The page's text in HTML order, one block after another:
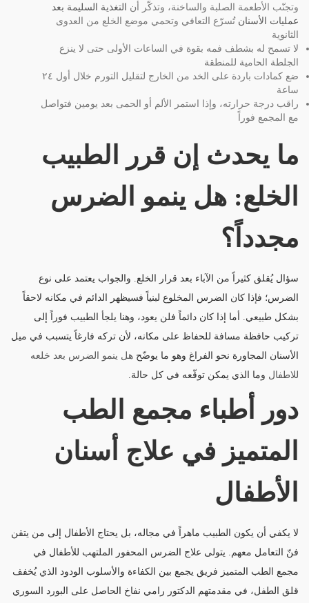
وتجنّب الأطعمة الصلبة والساخنة، وتذكّر أن
التغذية السليمة بعد
عمليات الأسنان تُسرّع التعافي وتحمي موضع الخلع من العدوى
الثانوية
لا تسمح له بشطف فمه بقوة في الساعات الأولى حتى لا ينزع
الجلطة الحامية للمنطقة
ضع كمادات باردة على الخد من الخارج لتقليل التورم خلال أول ٢٤
ساعة
راقب درجة حرارته، وإذا استمر الألم أو الحمى بعد يومين فتواصل
مع المجمع فوراً
ما يحدث إن قرر الطبيب
الخلع: هل ينمو الضرس
مجدداً؟
سؤال يُقلق كثيراً من الآباء بعد قرار الخلع. والجواب يعتمد على نوع
الضرس؛ فإذا كان الضرس المخلوع لبنياً فسيظهر الدائم في مكانه لاحقاً
بشكل طبيعي. أما إذا كان دائماً فلن يعود، وهنا يلجأ الطبيب فوراً إلى
تركيب حافظة مسافة للحفاظ على مكانه، لأن تركه فارغاً يتسبب في ميل
الأسنان المجاورة نحو الفراغ وهو ما يوضّح هل ينمو الضرس بعد خلعه
للاطفال وما الذي يمكن توقّعه في كل حالة.
دور أطباء مجمع الطب
المتميز في علاج أسنان
الأطفال
لا يكفي أن يكون الطبيب ماهراً في مجاله، بل يحتاج الأطفال إلى من يتقن
فنّ التعامل معهم. يتولى علاج الضرس المحفور الملتهب للأطفال في
مجمع الطب المتميز فريق يجمع بين الكفاءة والأسلوب الودود الذي يُخفف
قلق الطفل، في مقدمتهم الدكتور رامي نفاخ الحاصل على البورد السوري